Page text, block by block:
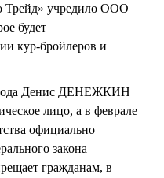
Трейд» учредило ООО
будет
кур-бройлеров и
года Денис ДЕНЕЖКИН
лицо, а в феврале
официально
закона
гражданам, в